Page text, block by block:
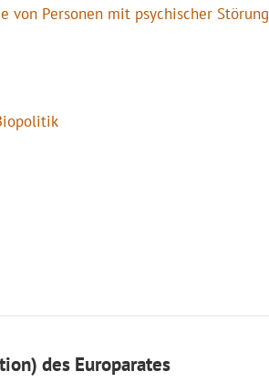
von Personen mit psychischer Störung
des Europarates